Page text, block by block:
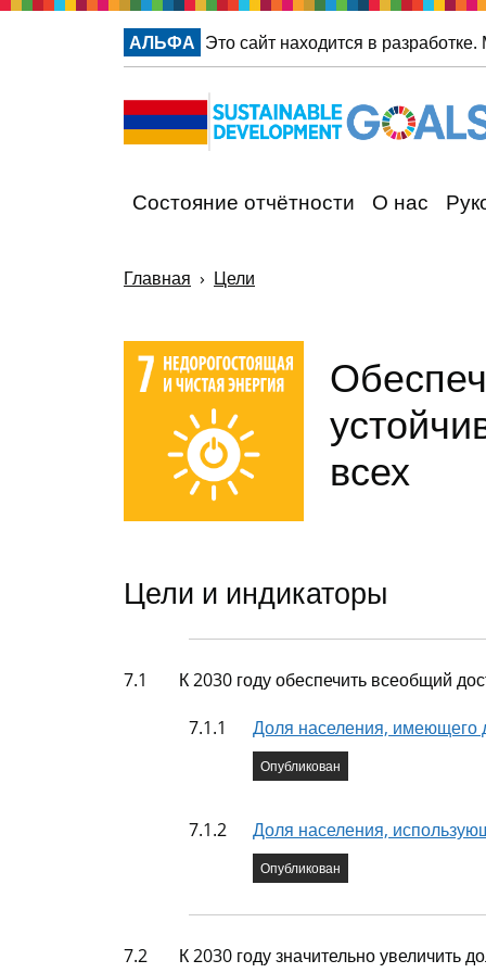
АЛЬФА Это сайт находится в
Состояние отчётности О нас
Главная Цели
всех
Цели и индикаторы
Задача
7.1
К 2030 году обеспечить всеобщий
Показатель
7.1.1
Доля населения, имеющего
Состояние индикатора
Опубликован
Показатель
7.1.2
Доля населения,
Состояние индикатора
Опубликован
Задача
7.2
К 2030 году значительно увеличить